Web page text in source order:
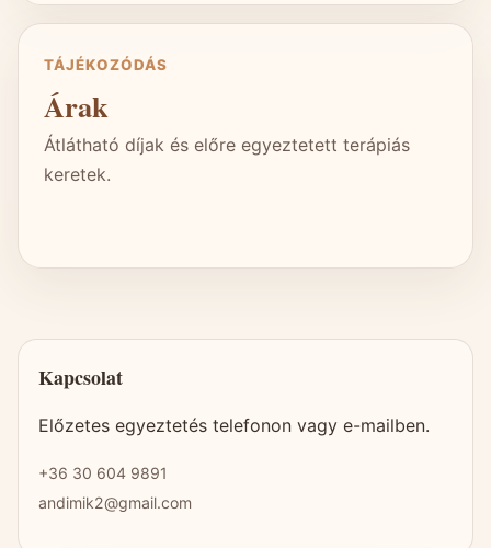
TÁJÉKOZÓDÁS
Árak
Átlátható díjak és előre egyeztetett terápiás
keretek.
Kapcsolat
Előzetes egyeztetés telefonon vagy e-mailben.
+36 30 604 9891
andimik2@gmail.com